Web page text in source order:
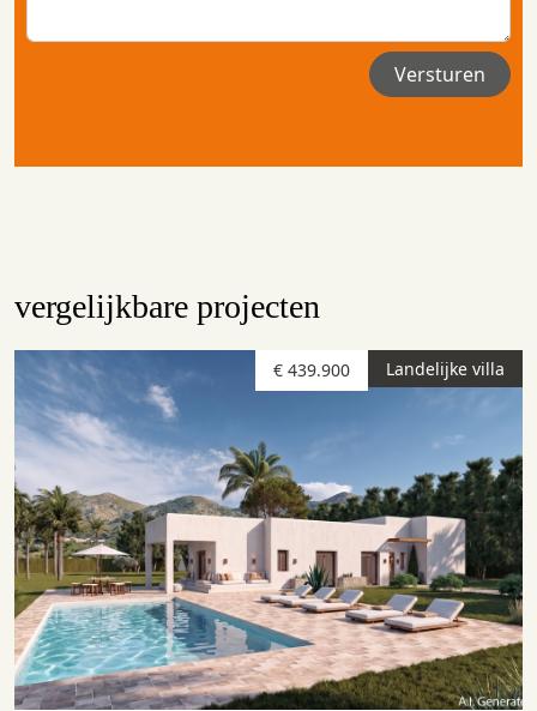
vergelijkbare projecten
Landelijke villa
€ 439.900